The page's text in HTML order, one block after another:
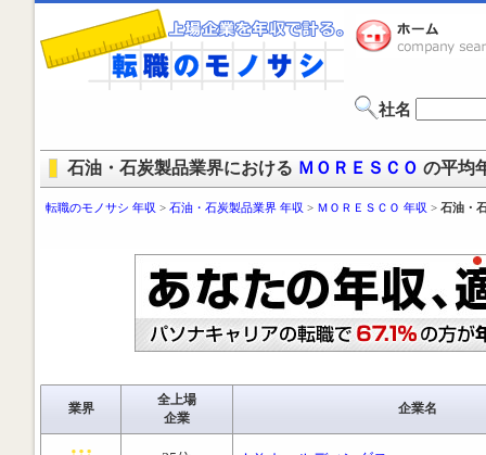
社名
石油・石炭製品業界における ＭＯＲＥＳＣＯ の平均
転職のモノサシ 年収 > 石油・石炭製品業界 年収 > ＭＯＲＥＳＣＯ 年収 > 石油・
業界
全上場
企業
企業名